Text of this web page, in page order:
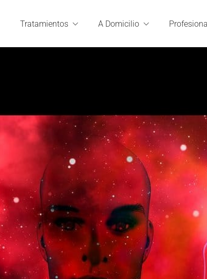
Tratamientos A Domicilio